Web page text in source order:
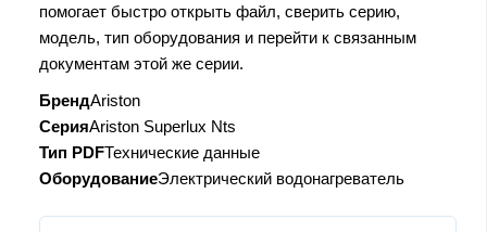
помогает быстро открыть файл, сверить серию,
модель, тип оборудования и перейти к связанным
документам этой же серии.
БрендAriston
СерияAriston Superlux Nts
Тип PDFТехнические данные
ОборудованиеЭлектрический водонагреватель